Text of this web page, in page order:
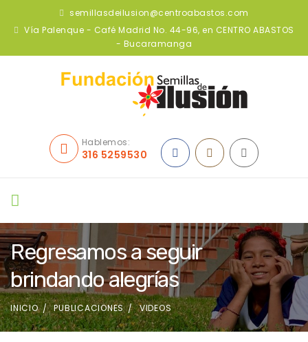
semillasdeilusion@centroabastos.com
Vía Palenque - Café Madrid No. 44-96, en CENTRO ABASTOS
- Bucaramanga
Hablemos:
316 5259530
Regresamos a seguir
brindando alegrías
INICIO PUBLICACIONES VIDEOS